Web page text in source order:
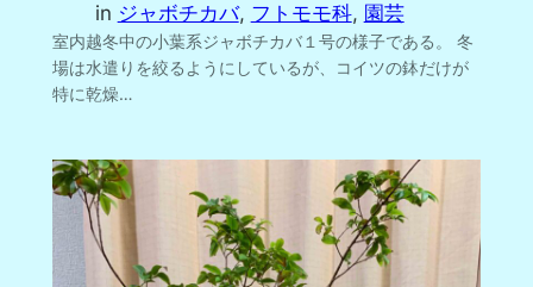
in ジャボチカバ, フトモモ科, 園芸
室内越冬中の小葉系ジャボチカバ１号の様子である。 冬
場は水遣りを絞るようにしているが、コイツの鉢だけが
特に乾燥…